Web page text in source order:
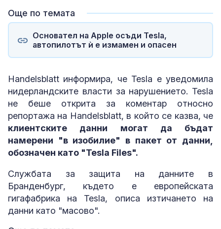
Още по темата
Основател на Apple осъди Tesla,
автопилотът ѝ е измамен и опасен
Handelsblatt информира, че Tesla е уведомила
нидерландските власти за нарушението. Tesla
не беше открита за коментар относно
репортажа на Handelsblatt, в който се казва, че
клиентските данни могат да бъдат
намерени "в изобилие" в пакет от данни,
обозначен като "Tesla Files".
Службата за защита на данните в
Бранденбург, където е европейската
гигафабрика на Tesla, описа изтичането на
данни като "масово".